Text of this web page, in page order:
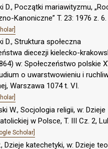
D., Początki mariawityzmu,
Kanoniczne” T. 23: 1976 z. 6.
D., Struktura społeczna
diecezji kielecko-
w: Społeczeństwo polskie
o uwarstwowieniu i
Warszawa 1074 t. VI.
W., Socjologia religii, w: Dzieje
w Polsce, T. III Cz. 2,
Scholar]
Dzieje katechetyki, w: Dzieje